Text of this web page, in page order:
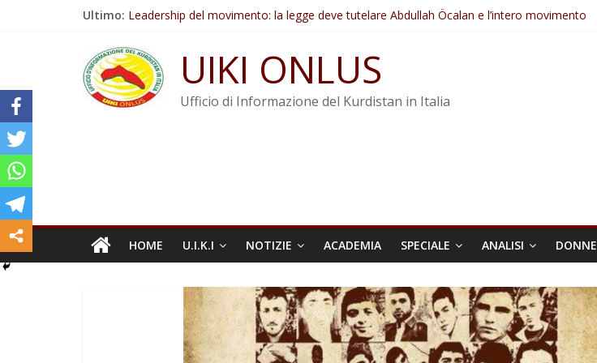
Ultimo: Leadership del movimento: la legge deve tutelare Abdullah Öcalan e l’intero movimento
Non tenere conto della situazione di Rêber Apo ostacolerebbe l’attuazione della legge
Il KNK chiede un’azione internazionale contro i crimini di guerra dell’Iran
Abdullah Öcalan: Le legge negativa deve essere trasformata in legge positiva
UIKI ONLUS
Ufficio di Informazione del Kurdistan in Italia
HOME U.I.K.I NOTIZIE ACADEMIA SPECIALE ANALISI DONNE